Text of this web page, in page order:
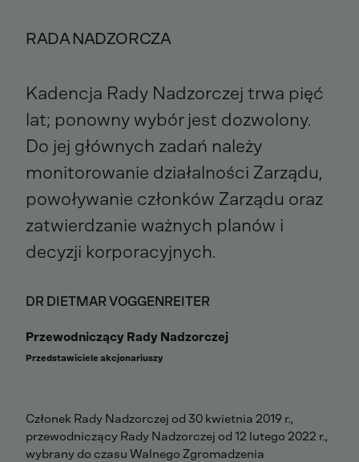
RADA NADZORCZA
Kadencja Rady Nadzorczej trwa pięć
lat; ponowny wybór jest dozwolony.
Do jej głównych zadań należy
monitorowanie działalności Zarządu,
powoływanie członków Zarządu oraz
zatwierdzanie ważnych planów i
decyzji korporacyjnych.
DR DIETMAR VOGGENREITER
Przewodniczący Rady Nadzorczej
Przedstawiciele akcjonariuszy
Członek Rady Nadzorczej od 30 kwietnia 2019 r.,
przewodniczący Rady Nadzorczej od 12 lutego 2022 r.,
wybrany do czasu Walnego Zgromadzenia